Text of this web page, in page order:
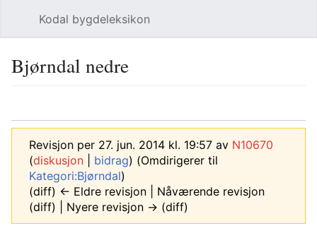
Kodal bygdeleksikon
Bjørndal nedre
Revisjon per 27. jun. 2014 kl. 19:57 av N10670
(diskusjon bidrag) (Omdirigerer til
Kategori:Bjørndal)
(diff) ← Eldre revisjon | Nåværende revisjon
(diff) | Nyere revisjon → (diff)